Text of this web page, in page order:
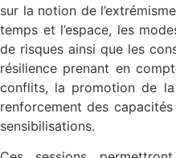
sur la notion de
temps et l’espace, les
de risques ainsi que les
résilience prenant en
conflits, la promotion de
renforcement des
sensibilisations.